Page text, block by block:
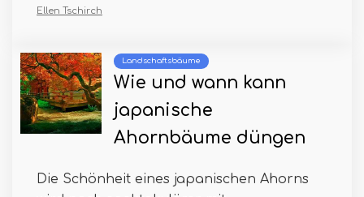
Ellen Tschirch
Landschaftsbäume
Wie und wann kann
japanische
Ahornbäume düngen
Die Schönheit eines japanischen Ahorns